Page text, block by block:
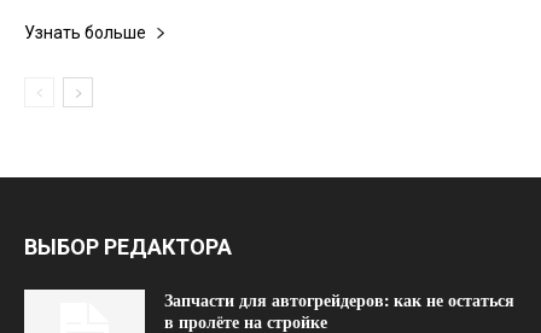
Узнать больше
ВЫБОР РЕДАКТОРА
Запчасти для автогрейдеров: как не остаться
в пролёте на стройке